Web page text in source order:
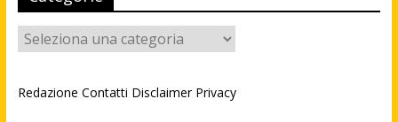
Categorie
Redazione Contatti Disclaimer Privacy